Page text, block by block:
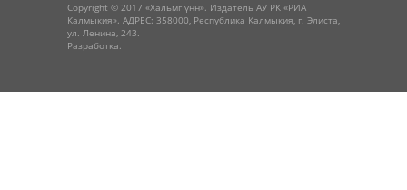
Copyright © 2017 «Хальмг үнн». Издатель АУ РК «РИА
Калмыкия». АДРЕС: 358000, Республика Калмыкия, г. Элиста,
ул. Ленина, 243.
Разработка.